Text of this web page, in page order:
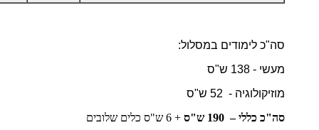
סה"כ לימודים במסלול:
מעשי - 138 ש"ס
מוזיקולוגיה - 52 ש"ס
סה"כ כללי – 190 ש"ס
+ 6 ש"ס כלים שלובים